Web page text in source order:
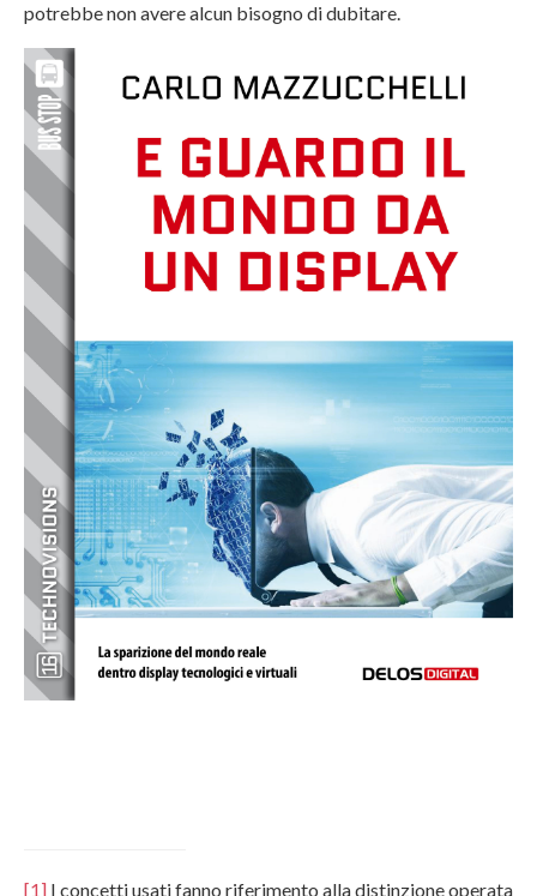
potrebbe non avere alcun bisogno di dubitare.
[1] I concetti usati fanno riferimento alla distinzione operata